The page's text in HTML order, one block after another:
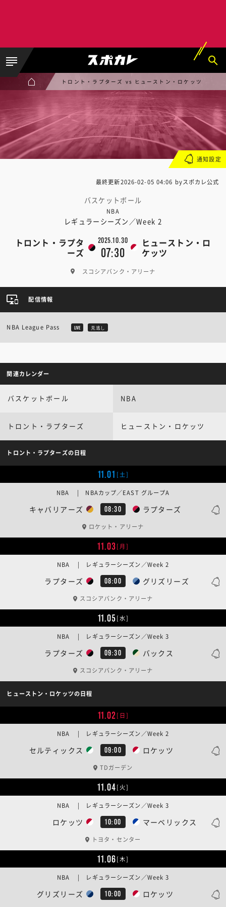
トロント・ラプターズ vs ヒューストン・ロケッツ
最終更新2026-02-05 04:06 byスポカレ公式
バスケットボール
NBA
レギュラーシーズン／Week 2
トロント・ラプタ
ーズ
2025.10.30
07:30
ヒューストン・ロ
ケッツ
スコシアバンク・アリーナ
通知設定
配信情報
NBA League Pass LIVE 見逃し
関連カレンダー
バスケットボール NBA
トロント・ラプターズ ヒューストン・ロケッツ
トロント・ラプターズの日程
11.01 [土]
キャバリアーズ 08:30 ラプターズ
NBA | NBAカップ／EAST グループA
ロケット・アリーナ
11.03[月]
ラプターズ 08:00 グリズリーズ
NBA | レギュラーシーズン／Week 2
スコシアバンク・アリーナ
11.05[水]
ラプターズ 09:30 バックス
NBA | レギュラーシーズン／Week 3
スコシアバンク・アリーナ
ヒューストン・ロケッツの日程
11.02[日]
セルティックス 09:00 ロケッツ
NBA | レギュラーシーズン／Week 2
TDガーデン
11.04[火]
ロケッツ 10:00 マーベリックス
NBA | レギュラーシーズン／Week 3
トヨタ・センター
11.06[木]
グリズリーズ 10:00 ロケッツ
NBA | レギュラーシーズン／Week 3